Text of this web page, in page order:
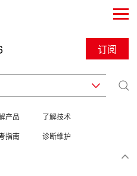
订阅
产品
了解技术
指南
诊断维护